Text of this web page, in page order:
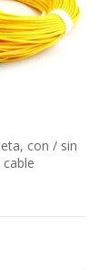
con / sin